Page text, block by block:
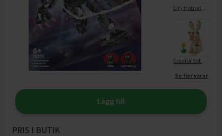
City Hotrod 60485
Creator Söt Kanin 31162
Se fler varor
Lägg till
PRIS I BUTIK